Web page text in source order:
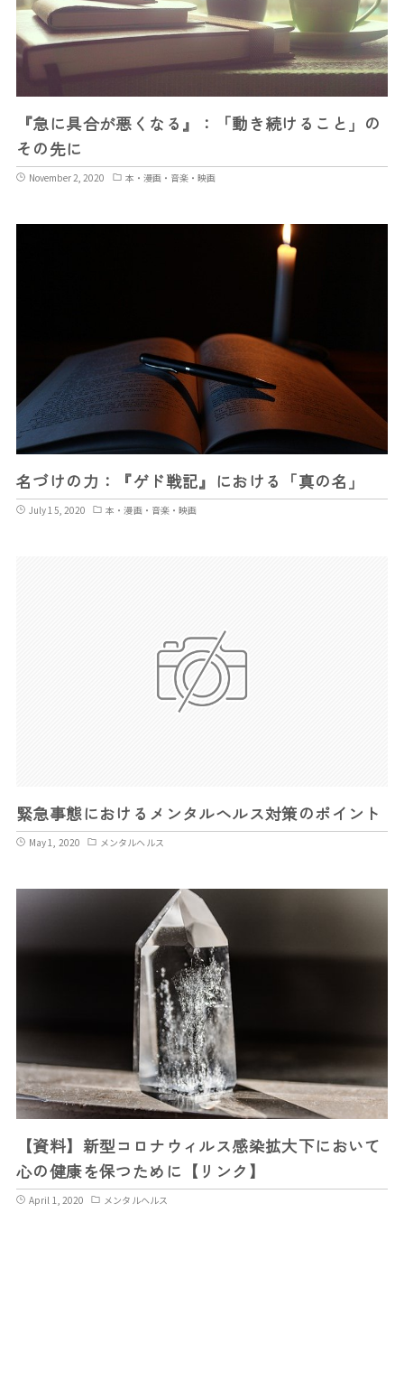
『急に具合が悪くなる』：「動き続けること」の
その先に
November 2, 2020 本・漫画・音楽・映画
名づけの力：『ゲド戦記』における「真の名」
July 15, 2020 本・漫画・音楽・映画
緊急事態におけるメンタルヘルス対策のポイント
May 1, 2020 メンタルヘルス
【資料】新型コロナウィルス感染拡大下において
心の健康を保つために【リンク】
April 1, 2020 メンタルヘルス